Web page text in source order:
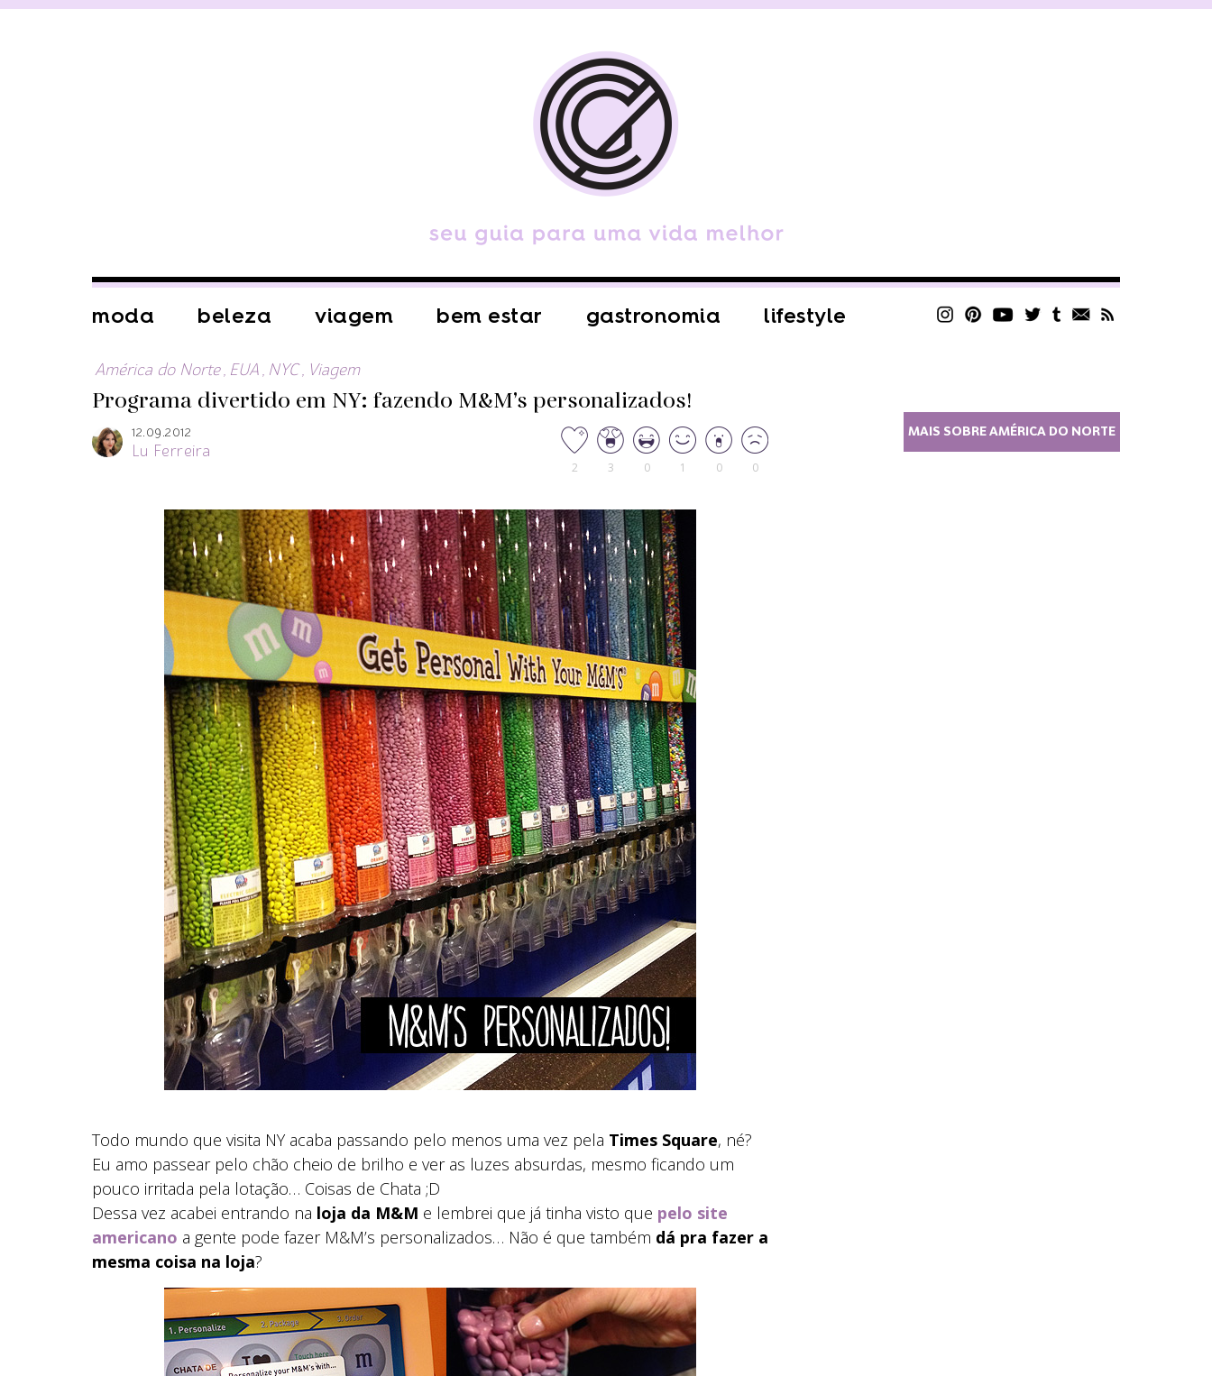
moda beleza viagem bem estar gastronomia lifestyle
América do Norte , EUA , NYC , Viagem
Programa divertido em NY: fazendo M&M’s personalizados!
12.09.2012
Lu Ferreira
2 3 0 1 0 0
Todo mundo que visita NY acaba passando pelo menos uma vez pela Times Square, né?
Eu amo passear pelo chão cheio de brilho e ver as luzes absurdas, mesmo ficando um
pouco irritada pela lotação… Coisas de Chata ;D
Dessa vez acabei entrando na loja da M&M e lembrei que já tinha visto que pelo site
americano a gente pode fazer M&M’s personalizados… Não é que também dá pra fazer a
mesma coisa na loja?
MAIS SOBRE AMÉRICA DO NORTE